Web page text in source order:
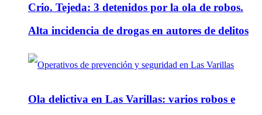
Crio. Tejeda: 3 detenidos por la ola de robos.
Alta incidencia de drogas en autores de delitos
Ola delictiva en Las Varillas: varios robos e